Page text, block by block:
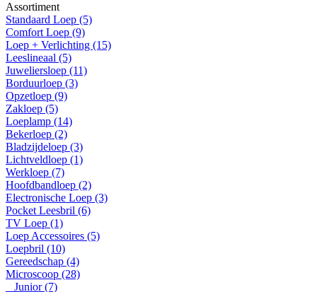
Assortiment
Standaard Loep (5)
Comfort Loep (9)
Loep + Verlichting (15)
Leeslineaal (5)
Juweliersloep (11)
Borduurloep (3)
Opzetloep (9)
Zakloep (5)
Loeplamp (14)
Bekerloep (2)
Bladzijdeloep (3)
Lichtveldloep (1)
Werkloep (7)
Hoofdbandloep (2)
Electronische Loep (3)
Pocket Leesbril (6)
TV Loep (1)
Loep Accessoires (5)
Loepbril (10)
Gereedschap (4)
Microscoop (28)
Junior (7)